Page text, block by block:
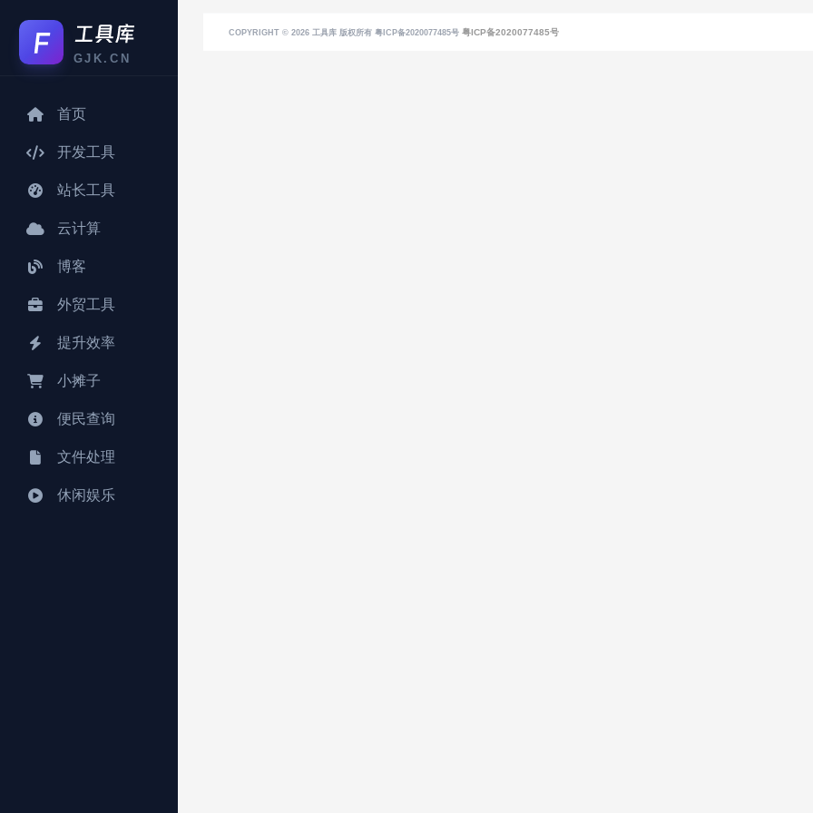
GJK.CN
首页
开发工具
站长工具
云计算
博客
外贸工具
提升效率
小摊子
便民查询
文件处理
休闲娱乐
COPYRIGHT © 2026 工具库 版权所有 粤ICP备2020077485号 粤ICP备2020077485号